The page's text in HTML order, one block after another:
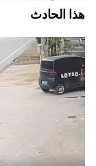
هذا الحادث